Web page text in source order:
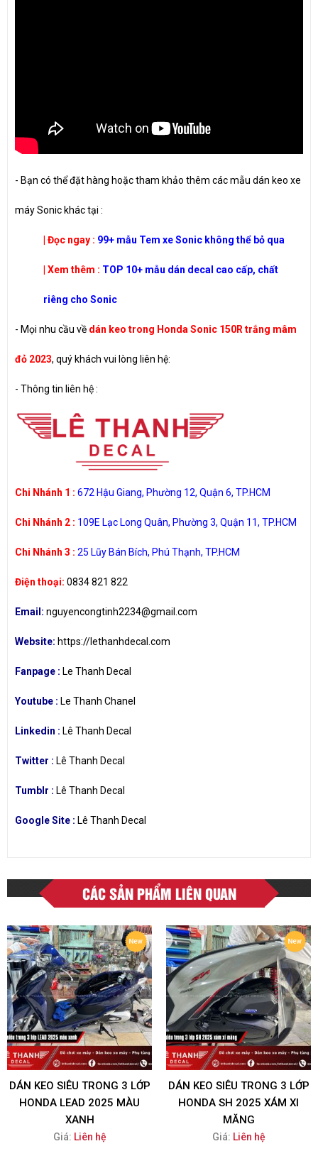
- Bạn có thể đặt hàng hoặc tham khảo thêm các mẫu dán keo xe
máy Sonic khác tại :
| Đọc ngay : 99+ mẫu Tem xe Sonic không thể bỏ qua
| Xem thêm : TOP 10+ mẫu dán decal cao cấp, chất
riêng cho Sonic
- Mọi nhu cầu về dán keo trong Honda Sonic 150R trắng mâm
đỏ 2023, quý khách vui lòng liên hệ:
- Thông tin liên hệ :
Chi Nhánh 1 : 672 Hậu Giang, Phường 12, Quận 6, TP.HCM
Chi Nhánh 2 : 109E Lạc Long Quân, Phường 3, Quận 11, TP.HCM
Chi Nhánh 3 : 25 Lũy Bán Bích, Phú Thạnh, TP.HCM
Điện thoại: 0834 821 822
Email: nguyencongtinh2234@gmail.com
Website: https://lethanhdecal.com
Fanpage : Le Thanh Decal
Youtube : Le Thanh Chanel
Linkedin : Lê Thanh Decal
Twitter : Lê Thanh Decal
Tumblr : Lê Thanh Decal
Google Site : Lê Thanh Decal
CÁC SẢN PHẨM LIÊN QUAN
DÁN KEO SIÊU TRONG 3 LỚP
HONDA LEAD 2025 MÀU
XANH
Giá: Liên hệ
DÁN KEO SIÊU TRONG 3 LỚP
HONDA SH 2025 XÁM XI
MĂNG
Giá: Liên hệ